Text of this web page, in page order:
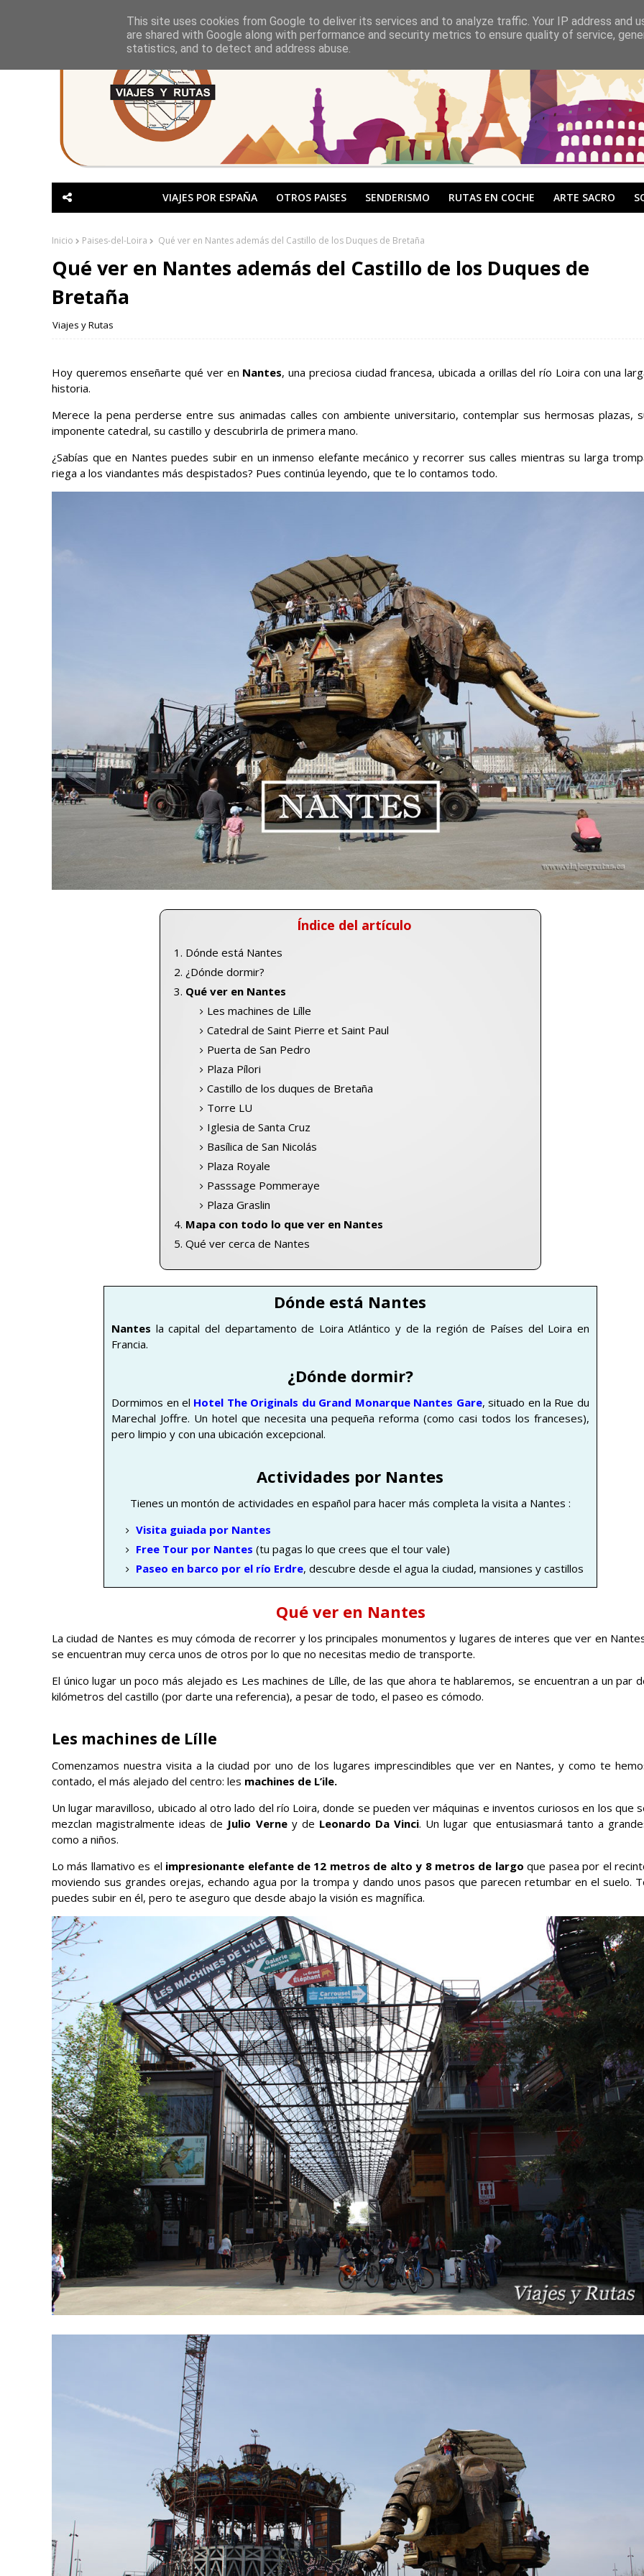
VIAJES POR ESPAÑA OTROS PAISES SENDERISMO RUTAS EN COCHE ARTE SACRO
Inicio Paises-del-Loira Qué ver en Nantes además del Castillo de los Duques de Bretaña
Qué ver en Nantes además del Castillo de los Duques de
Bretaña
Viajes y Rutas
Hoy queremos enseñarte qué ver en Nantes, una preciosa ciudad francesa, ubicada a orillas del río Loira con una
historia.
Merece la pena perderse entre sus animadas calles con ambiente universitario, contemplar sus hermosas plazas,
imponente catedral, su castillo y descubrirla de primera mano.
¿Sabías que en Nantes puedes subir en un inmenso elefante mecánico y recorrer sus calles mientras su larga
riega a los viandantes más despistados? Pues continúa leyendo, que te lo contamos todo.
Índice del artículo
Dónde está Nantes
¿Dónde dormir?
Qué ver en Nantes
Les machines de Lílle
Catedral de Saint Pierre et Saint Paul
Puerta de San Pedro
Plaza Pílori
Castillo de los duques de Bretaña
Torre LU
Iglesia de Santa Cruz
Basílica de San Nicolás
Plaza Royale
Passsage Pommeraye
Plaza Graslin
Mapa con todo lo que ver en Nantes
Qué ver cerca de Nantes
Dónde está Nantes
Nantes la capital del departamento de Loira Atlántico y de la región de Países del Loira en
Francia.
¿Dónde dormir?
Dormimos en el Hotel The Originals du Grand Monarque Nantes Gare, situado en la Rue du
Marechal Joffre. Un hotel que necesita una pequeña reforma (como casi todos los franceses),
pero limpio y con una ubicación excepcional.
Actividades por Nantes
Tienes un montón de actividades en español para hacer más completa la visita a Nantes :
Visita guiada por Nantes
Free Tour por Nantes (tu pagas lo que crees que el tour vale)
Paseo en barco por el río Erdre, descubre desde el agua la ciudad, mansiones y castillos
Qué ver en Nantes
La ciudad de Nantes es muy cómoda de recorrer y los principales monumentos y lugares de interes que ver en
se encuentran muy cerca unos de otros por lo que no necesitas medio de transporte.
El único lugar un poco más alejado es Les machines de Lílle, de las que ahora te hablaremos, se encuentran a un par
kilómetros del castillo (por darte una referencia), a pesar de todo, el paseo es cómodo.
Les machines de Lílle
Comenzamos nuestra visita a la ciudad por uno de los lugares imprescindibles que ver en Nantes, y como te
contado, el más alejado del centro: les machines de L’ile.
Un lugar maravilloso, ubicado al otro lado del río Loira, donde se pueden ver máquinas e inventos curiosos en los que
mezclan magistralmente ideas de Julio Verne y de Leonardo Da Vinci. Un lugar que entusiasmará tanto a
como a niños.
Lo más llamativo es el impresionante elefante de 12 metros de alto y 8 metros de largo que pasea por el
moviendo sus grandes orejas, echando agua por la trompa y dando unos pasos que parecen retumbar en el suelo.
puedes subir en él, pero te aseguro que desde abajo la visión es magnífica.
This site uses cookies from Google to deliver its services and to analyze traffic. Your IP address and
are shared with Google along with performance and security metrics to ensure quality of service,
statistics, and to detect and address abuse.